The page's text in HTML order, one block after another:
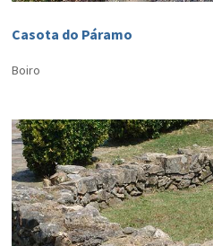
Casota do Páramo
Boiro